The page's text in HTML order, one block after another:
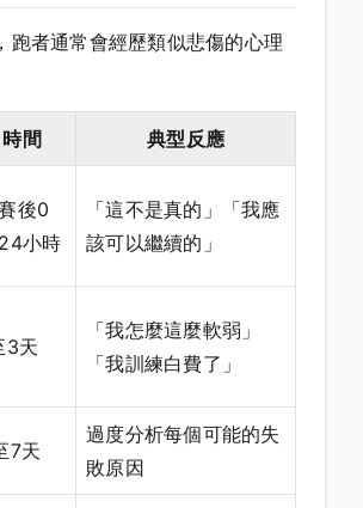
跑者通常會經歷類似悲傷的心理
時間 典型反應
後0
小時
「這不是真的」「我應
該可以繼續的」
3天
「我怎麼這麼軟弱」
「我訓練白費了」
7天
過度分析每個可能的失
敗原因